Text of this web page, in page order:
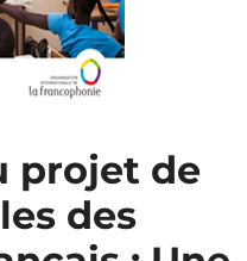
projet de
des